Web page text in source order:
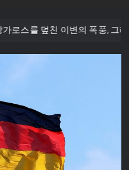
변의 폭풍, 그리고 조코비치